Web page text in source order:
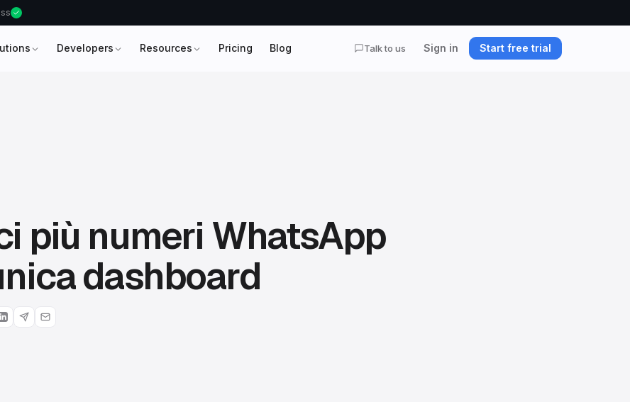
Developers Resources Pricing Blog Talk to us Sign in Start free trial
più numeri WhatsApp
dashboard